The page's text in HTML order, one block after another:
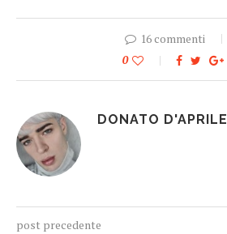
16 commenti
0
DONATO D'APRILE
post precedente